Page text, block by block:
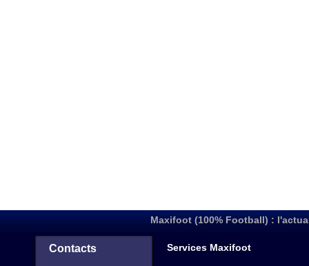
Maxifoot (100% Football) :
Contacts Services Maxifoot